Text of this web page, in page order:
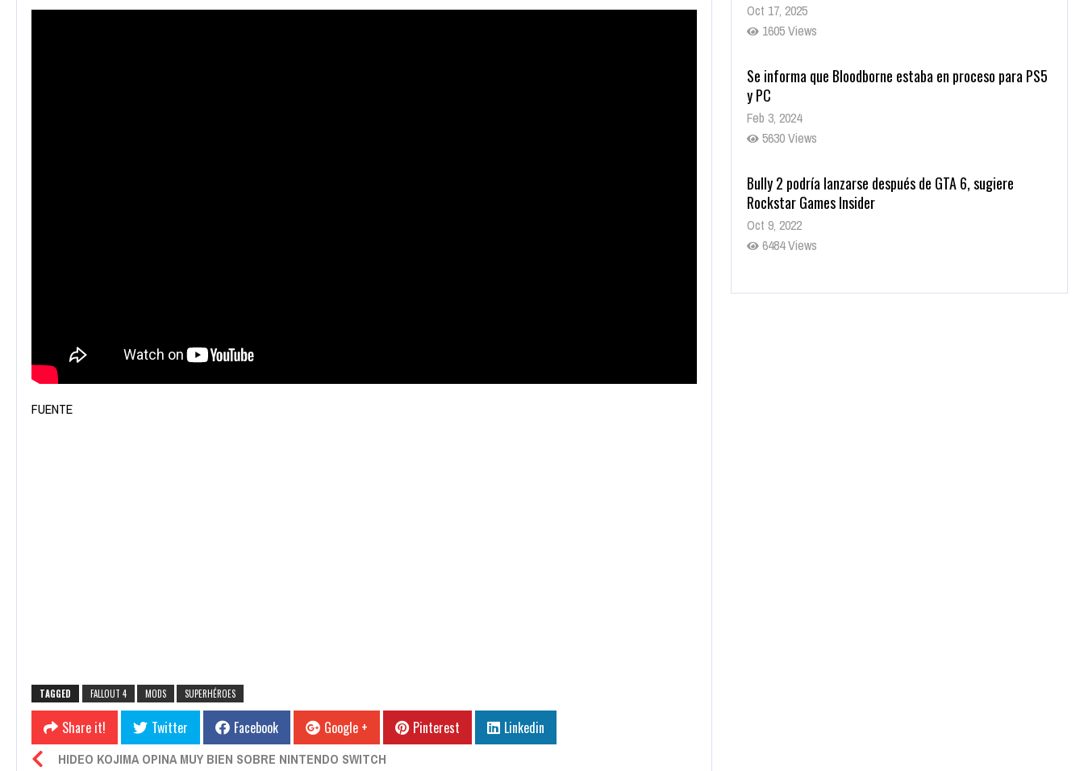
FUENTE
TAGGED FALLOUT 4 MODS SUPERHÉROES
Share it! Twitter Facebook Google + Pinterest Linkedin
HIDEO KOJIMA OPINA MUY BIEN SOBRE NINTENDO SWITCH
Oct 17, 2025
1605 Views
Se informa que Bloodborne estaba en proceso para PS5
y PC
Feb 3, 2024
5630 Views
Bully 2 podría lanzarse después de GTA 6, sugiere
Rockstar Games Insider
Oct 9, 2022
6484 Views
Rumor: Se filtran los primeros detalles de Resident Evil